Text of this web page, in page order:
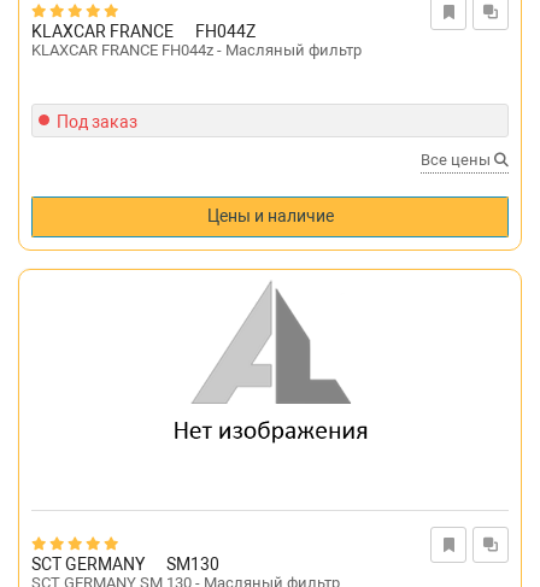
KLAXCAR FRANCE FH044Z
KLAXCAR FRANCE FH044z - Масляный фильтр
Под заказ
Все цены
Цены и наличие
SCT GERMANY SM130
SCT GERMANY SM 130 - Масляный фильтр